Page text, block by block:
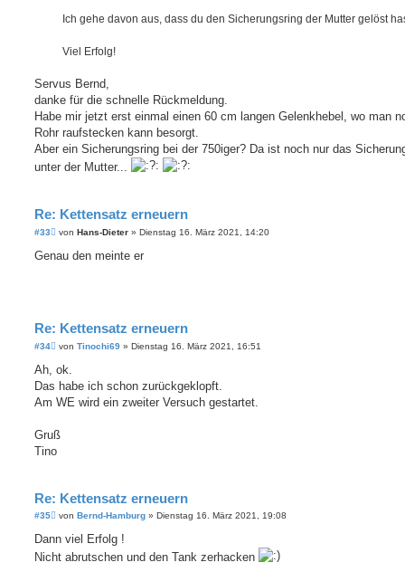
Ich gehe davon aus, dass du den Sicherungsring der Mutter gelöst
Viel Erfolg!
Servus Bernd,
danke für die schnelle Rückmeldung.
Habe mir jetzt erst einmal einen 60 cm langen Gelenkhebel, wo man
Rohr raufstecken kann besorgt.
Aber ein Sicherungsring bei der 750iger? Da ist noch nur das
unter der Mutter...
Re: Kettensatz erneuern
#33
B
i
von Hans-Dieter » Dienstag 16. März 2021, 14:20
Genau den meinte er
Re: Kettensatz erneuern
#34
B
a
von Tinochi69 » Dienstag 16. März 2021, 16:51
Ah, ok.
Das habe ich schon zurückgeklopft.
Am WE wird ein zweiter Versuch gestartet.
Gruß
Tino
Re: Kettensatz erneuern
#35
B
i
r
von Bernd-Hamburg » Dienstag 16. März 2021, 19:08
Dann viel Erfolg !
Nicht abrutschen und den Tank zerhacken